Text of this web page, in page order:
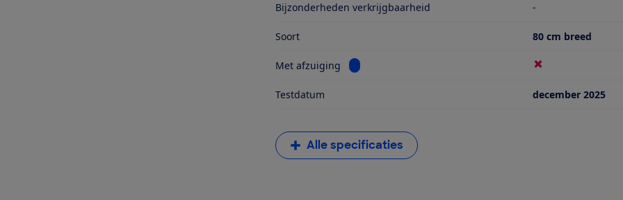
Bijzonderheden verkrijgbaarheid -
Soort 80 cm breed
Met afzuiging Bekijk informatie voor Met afzuiging
Testdatum december 2025
Alle specificaties